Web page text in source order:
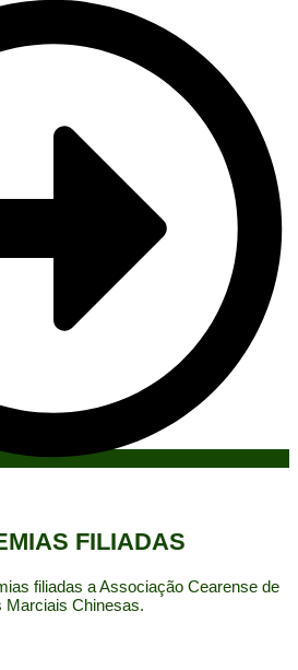
FILIADAS
filiadas a Associação Cearense de
Marciais Chinesas.